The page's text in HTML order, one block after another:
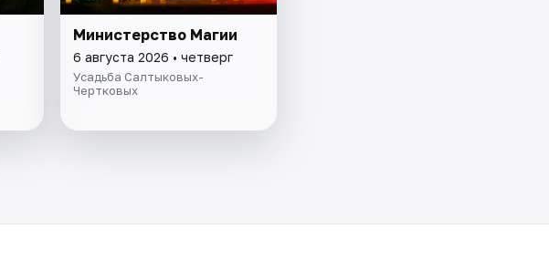
Министерство Магии
6 августа 2026 • четверг
Усадьба Салтыковых-
Чертковых